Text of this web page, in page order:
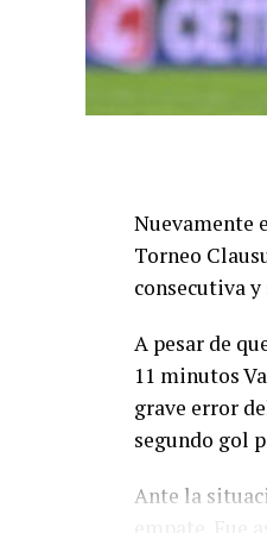
Emanuel
Ignacio
Goles: PT 23'
Árbitro: César
Estadio:
Nuevamente
Torneo
consecutiva
A pesar de
11 minutos
grave error
segundo gol
Ante la